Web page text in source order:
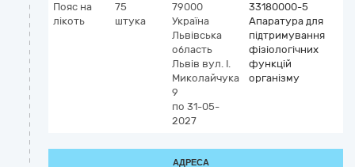
Пояс на
лікоть
75
штука
79000
Україна
Львівська
область
Львів вул. І.
Миколайчука
9
по 31-05-
2027
33180000-5
Апаратура для
підтримування
фізіологічних
функцій
організму
АДРЕСА